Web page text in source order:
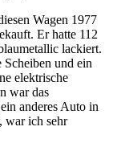
Wagen 1977
Er hatte 112
lackiert.
und ein
elektrische
war das
anderes Auto in
war ich sehr